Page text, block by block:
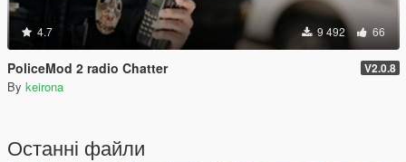
4.7 9 492 66
PoliceMod 2 radio Chatter V2.0.8
By keirona
Останні файли